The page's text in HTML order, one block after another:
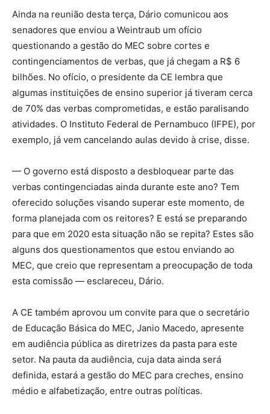
Ainda na reunião desta terça, Dário comunicou aos
senadores que enviou a Weintraub um ofício
questionando a gestão do MEC sobre cortes e
contingenciamentos de verbas, que já chegam a R$ 6
bilhões. No ofício, o presidente da CE lembra que
algumas instituições de ensino superior já tiveram cerca
de 70% das verbas comprometidas, e estão paralisando
atividades. O Instituto Federal de Pernambuco (IFPE), por
exemplo, já vem cancelando aulas devido à crise, disse.
— O governo está disposto a desbloquear parte das
verbas contingenciadas ainda durante este ano? Tem
oferecido soluções visando superar este momento, de
forma planejada com os reitores? E está se preparando
para que em 2020 esta situação não se repita? Estes são
alguns dos questionamentos que estou enviando ao
MEC, que creio que representam a preocupação de toda
esta comissão — esclareceu, Dário.
A CE também aprovou um convite para que o secretário
de Educação Básica do MEC, Janio Macedo, apresente
em audiência pública as diretrizes da pasta para este
setor. Na pauta da audiência, cuja data ainda será
definida, estará a gestão do MEC para creches, ensino
médio e alfabetização, entre outras políticas.